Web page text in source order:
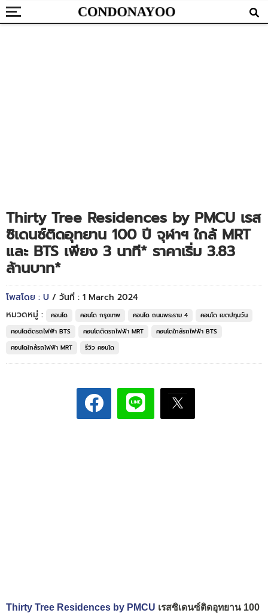
Thirty Tree Residences by PMCU เรส
ซิเดนซ์ติดอุทยาน 100 ปี จุฬาฯ ใกล้ MRT
และ BTS เพียง 3 นาที* ราคาเริ่ม 3.83
ล้านบาท*
โพสโดย : U / วันที่ : 1 March 2024
หมวดหมู่ :
คอนโด คอนโด กรุงเทพ คอนโด ถนนพระราม 4
คอนโด เขตปทุมวัน
คอนโดติดรถไฟฟ้า BTS
คอนโดติดรถไฟฟ้า MRT
คอนโดใกล้รถไฟฟ้า BTS
คอนโดใกล้รถไฟฟ้า MRT
รีวิว คอนโด
Thirty Tree Residences by PMCU เรสซิเดนซ์ติดอุทยาน 100